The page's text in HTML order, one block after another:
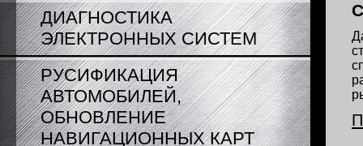
ДИАГНОСТИКА
ЭЛЕКТРОННЫХ СИСТЕМ
РУСИФИКАЦИЯ
АВТОМОБИЛЕЙ,
ОБНОВЛЕНИЕ
НАВИГАЦИОННЫХ КАРТ